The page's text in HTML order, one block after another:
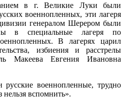
в г. Великие Луки были
военнопленных, эти лагеря
генералом Шерером были
в специальные лагеря по
В лагерях царил
избиения и расстрелы
Макеева Евгения Ивановна
русские военнопленные, трудно
нельзя вспомнить».